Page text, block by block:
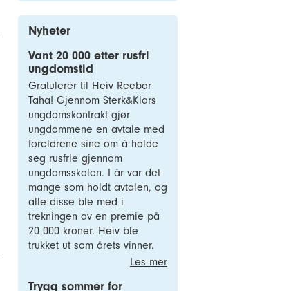
Nyheter
Vant 20 000 etter rusfri
ungdomstid
Gratulerer til Heiv Reebar
Taha! Gjennom Sterk&Klars
ungdomskontrakt gjør
ungdommene en avtale med
foreldrene sine om å holde
seg rusfrie gjennom
ungdomsskolen. I år var det
mange som holdt avtalen, og
alle disse ble med i
trekningen av en premie på
20 000 kroner. Heiv ble
trukket ut som årets vinner.
Les mer
Trygg sommer for